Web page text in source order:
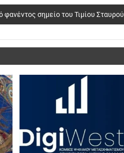
σημείο του Τιμίου Σταυρού